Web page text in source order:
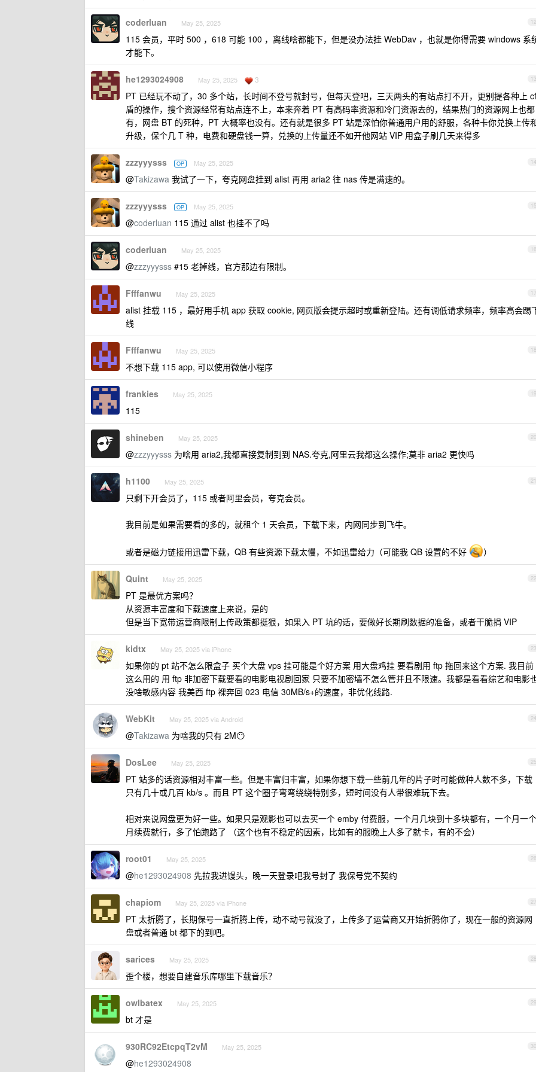
12
coderluan May 25, 2025
115 会员，平时 500 ，618 可能 100 ，离线啥都能下，但是没办法挂 WebDav ，也就是你得需要 windows 系
才能下。
13
he1293024908 May 25, 2025 3
PT 已经玩不动了，30 多个站，长时间不登号就封号，但每天登吧，三天两头的有站点打不开，更别提各种上 cf
盾的操作，搜个资源经常有站点连不上，本来奔着 PT 有高码率资源和冷门资源去的，结果热门的资源网上也都
有，网盘 BT 的死种，PT 大概率也没有。还有就是很多 PT 站是深怕你普通用户用的舒服，各种卡你兑换上传
升级，保个几 T 种，电费和硬盘钱一算，兑换的上传量还不如开他网站 VIP 用盒子刷几天来得多
14
zzzyyysss OP May 25, 2025
@Takizawa 我试了一下，夸克网盘挂到 alist 再用 aria2 往 nas 传是满速的。
15
zzzyyysss OP May 25, 2025
@coderluan 115 通过 alist 也挂不了吗
16
coderluan May 25, 2025
@zzzyyysss #15 老掉线，官方那边有限制。
17
Ffffanwu May 25, 2025
alist 挂载 115 ，最好用手机 app 获取 cookie, 网页版会提示超时或重新登陆。还有调低请求频率，频率高会踢
线
18
Ffffanwu May 25, 2025
不想下载 115 app, 可以使用微信小程序
19
frankies May 25, 2025
115
20
shineben May 25, 2025
@zzzyyysss 为啥用 aria2,我都直接复制到到 NAS.夸克,阿里云我都这么操作;莫非 aria2 更快吗
21
h1100 May 25, 2025
只剩下开会员了，115 或者阿里会员，夸克会员。
我目前是如果需要看的多的，就租个 1 天会员，下载下来，内网同步到飞牛。
或者是磁力链接用迅雷下载，QB 有些资源下载太慢，不如迅雷给力（可能我 QB 设置的不好 ）
22
Quint May 25, 2025
PT 是最优方案吗？
从资源丰富度和下载速度上来说，是的
但是当下宽带运营商限制上传政策都挺狠，如果入 PT 坑的话，要做好长期刷数据的准备，或者干脆捐 VIP
23
kidtx May 25, 2025 via iPhone
如果你的 pt 站不怎么限盒子 买个大盘 vps 挂可能是个好方案 用大盘鸡挂 要看剧用 ftp 拖回来这个方案. 我目前
这么用的 用 ftp 非加密下载要看的电影电视剧回家 只要不加密墙不怎么管并且不限速。我都是看看综艺和电影
没啥敏感内容 我美西 ftp 裸奔回 023 电信 30MB/s+的速度，非优化线路.
24
WebKit May 25, 2025 via Android
@Takizawa 为啥我的只有 2M😶
25
DosLee May 25, 2025
PT 站多的话资源相对丰富一些。但是丰富归丰富，如果你想下载一些前几年的片子时可能做种人数不多，下载
只有几十或几百 kb/s 。而且 PT 这个圈子弯弯绕绕特别多，短时间没有人带很难玩下去。
相对来说网盘更为好一些。如果只是观影也可以去买一个 emby 付费服，一个月几块到十多块都有，一个月一个
月续费就行，多了怕跑路了 （这个也有不稳定的因素，比如有的服晚上人多了就卡，有的不会）
26
root01 May 25, 2025
@he1293024908 先拉我进馒头，晚一天登录吧我号封了 我保号党不契约
27
chapiom May 25, 2025 via iPhone
PT 太折腾了，长期保号一直折腾上传，动不动号就没了，上传多了运营商又开始折腾你了，现在一般的资源网
盘或者普通 bt 都下的到吧。
28
sarices May 25, 2025
歪个楼，想要自建音乐库哪里下载音乐？
29
owlbatex May 25, 2025
bt 才是
30
930RC92EtcpqT2vM May 25, 2025
@he1293024908